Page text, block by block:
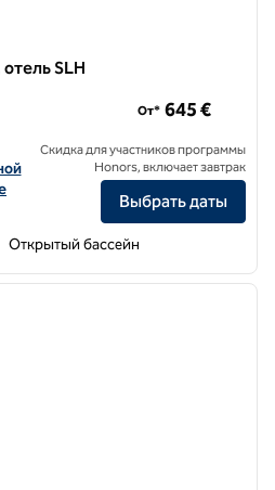
SLH
отеле Mykonos Ammos Hotel, a
От* 645 €
Скидка для участников программы
Honors, включает завтрак
Выбрать даты
Открытый бассейн